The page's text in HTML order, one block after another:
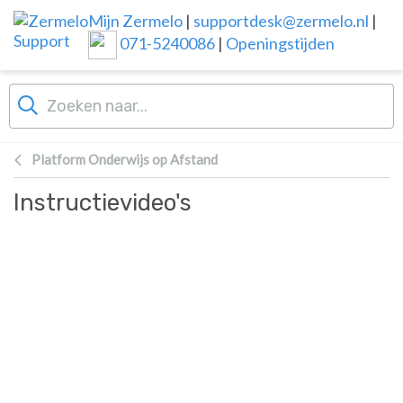
Overslaan naar hoofdinhoud
Mijn Zermelo | supportdesk@zermelo.nl |
071-5240086 | Openingstijden
Platform Onderwijs op Afstand
Instructievideo's